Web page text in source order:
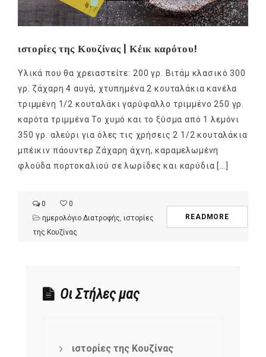
ιστορίες της Κουζίνας | Κέικ καρότου!
Υλικά που θα χρειαστείτε: 200 γρ. Βιτάμ κλασικό 300
γρ. ζάχαρη 4 αυγά, χτυπημένα 2 κουταλάκια κανέλα
τριμμένη 1/2 κουταλάκι γαρύφαλλο τριμμένο 250 γρ.
καρότα τριμμένα Το χυμό και το ξύσμα από 1 λεμόνι
350 γρ. αλεύρι για όλες τις χρήσεις 2 1/2 κουταλάκια
μπέικιν πάουντερ Ζάχαρη άχνη, καραμελωμένη
φλούδα πορτοκαλιού σε λωρίδες και καρύδια […]
0
0
ημερολόγιο Διατροφής ιστορίες
της Κουζίνας
READMORE
Οι Στήλες μας
ιστορίες της Κουζίνας